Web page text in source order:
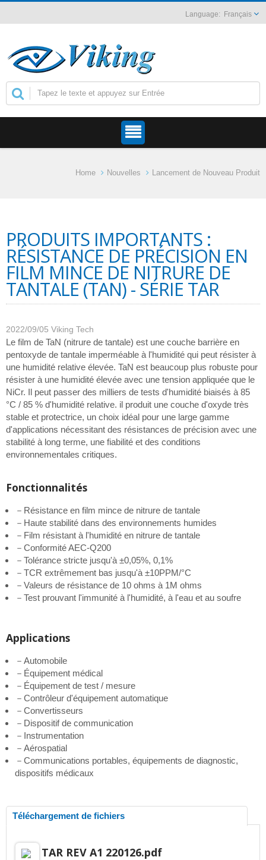
Français
Home Nouvelles Lancement de Nouveau Produit
PRODUITS IMPORTANTS :
RÉSISTANCE DE PRÉCISION EN
FILM MINCE DE NITRURE DE
TANTALE (TAN) - SÉRIE TAR
2022/09/05 Viking Tech
Le film de TaN (nitrure de tantale) est une couche barrière en
pentoxyde de tantale imperméable à l'humidité qui peut résister à
une humidité relative élevée. TaN est beaucoup plus robuste pour
résister à une humidité élevée avec une tension appliquée que le
NiCr. Il peut passer des milliers de tests d'humidité biaisés à 85
°C / 85 % d'humidité relative. il produit une couche d'oxyde très
stable et protectrice, un choix idéal pour une large gamme
d'applications nécessitant des résistances de précision avec une
stabilité à long terme, une fiabilité et des conditions
environnementales critiques.
Fonctionnalités
－Résistance en film mince de nitrure de tantale
－Haute stabilité dans des environnements humides
－Film résistant à l'humidité en nitrure de tantale
－Conformité AEC-Q200
－Tolérance stricte jusqu'à ±0,05%, 0,1%
－TCR extrêmement bas jusqu'à ±10PPM/°C
－Valeurs de résistance de 10 ohms à 1M ohms
－Test prouvant l'immunité à l'humidité, à l'eau et au soufre
Applications
－Automobile
－Équipement médical
－Équipement de test / mesure
－Contrôleur d'équipement automatique
－Convertisseurs
－Dispositif de communication
－Instrumentation
－Aérospatial
－Communications portables, équipements de diagnostic,
dispositifs médicaux
Téléchargement de fichiers
TAR REV A1 220126.pdf